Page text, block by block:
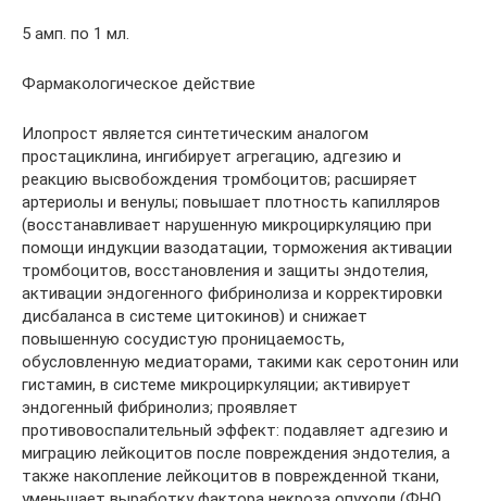
5 амп. по 1 мл.
Фармакологическое действие
Илопрост является синтетическим аналогом
простациклина, ингибирует агрегацию, адгезию и
реакцию высвобождения тромбоцитов; расширяет
артериолы и венулы; повышает плотность капилляров
(восстанавливает нарушенную микроциркуляцию при
помощи индукции вазодатации, торможения активации
тромбоцитов, восстановления и защиты эндотелия,
активации эндогенного фибринолиза и корректировки
дисбаланса в системе цитокинов) и снижает
повышенную сосудистую проницаемость,
обусловленную медиаторами, такими как серотонин или
гистамин, в системе микроциркуляции; активирует
эндогенный фибринолиз; проявляет
противовоспалительный эффект: подавляет адгезию и
миграцию лейкоцитов после повреждения эндотелия, а
также накопление лейкоцитов в поврежденной ткани,